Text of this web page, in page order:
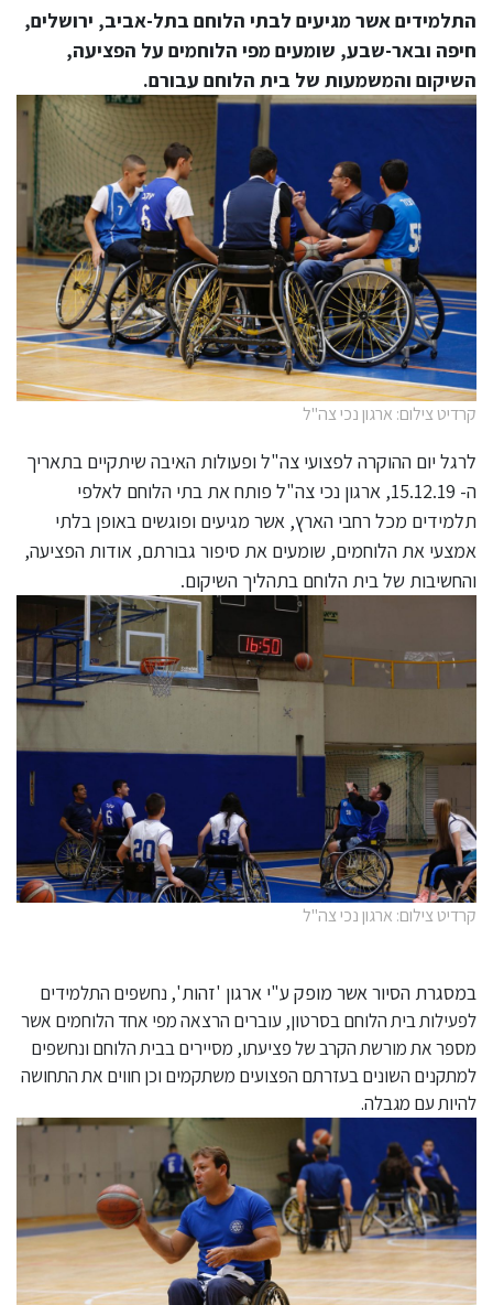
התלמידים אשר מגיעים לבתי הלוחם בתל-אביב, ירושלים,
חיפה ובאר-שבע, שומעים מפי הלוחמים על הפציעה,
השיקום והמשמעות של בית הלוחם עבורם.
קרדיט צילום: ארגון נכי צה"ל
לרגל יום ההוקרה לפצועי צה"ל ופעולות האיבה שיתקיים בתאריך
ה- 15.12.19, ארגון נכי צה"ל פותח את בתי הלוחם לאלפי
תלמידים מכל רחבי הארץ, אשר מגיעים ופוגשים באופן בלתי
אמצעי את הלוחמים, שומעים את סיפור גבורתם, אודות הפציעה,
והחשיבות של בית הלוחם בתהליך השיקום.
קרדיט צילום: ארגון נכי צה"ל
במסגרת הסיוראשר מופק ע"י ארגון 'זהות', נחשפים התלמידים
לפעילות בית הלוחם בסרטון, עוברים הרצאה מפי אחד הלוחמים אשר
מספר את מורשת הקרב של פציעתו, מסיירים בבית הלוחם ונחשפים
למתקנים השונים בעזרתם הפצועים משתקמים וכן חווים את התחושה
להיות עם מגבלה.